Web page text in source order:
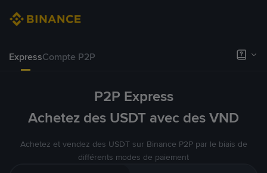
ExpressCompte P2P
P2P Express
Achetez des USDT avec des VND
Achetez et vendez des USDT sur Binance P2P par le biais de
différents modes de paiement